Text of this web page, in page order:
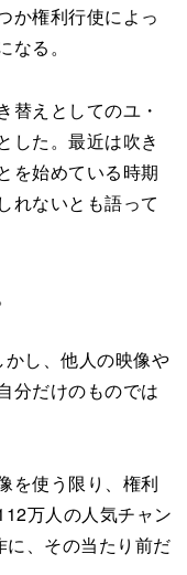
か権利行使によっ
る。
替えとしてのユ・
した。最近は吹き
を始めている時期
れないとも語って
し、他人の映像や
分だけのものでは
を使う限り、権利
万人の人気チャン
、その当たり前だ